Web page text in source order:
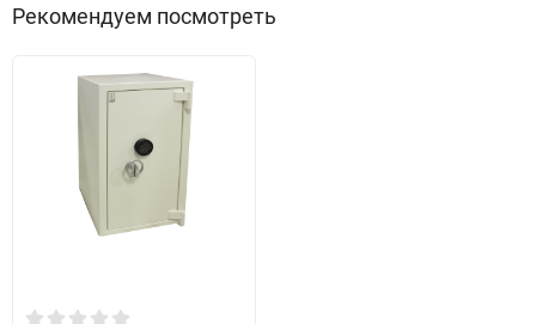
Рекомендуем посмотреть